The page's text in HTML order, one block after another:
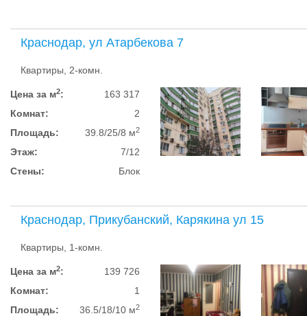
Краснодар, ул Атарбекова 7
Квартиры, 2-комн.
Цена за м2:
163 317
Комнат:
2
Площадь:
39.8/25/8 м2
Этаж:
7/12
Стены:
Блок
Краснодар, Прикубанский, Карякина ул 15
Квартиры, 1-комн.
Цена за м2:
139 726
Комнат:
1
Площадь:
36.5/18/10 м2